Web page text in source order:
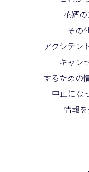
花婿の
その
アクシデン
キャン
するための
中止にな
情報を